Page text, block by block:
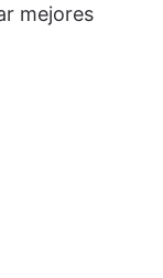
mejores